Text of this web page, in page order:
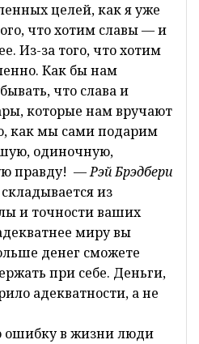
целей, как я уже
что хотим славы — и
Из-за того, что хотим
Как бы нам
что слава и
которые нам вручают
как мы сами подарим
одиночную,
правду! — Рэй Брэдбери
из
и точности ваших
миру вы
денег сможете
при себе. Деньги,
адекватности, а не
в жизни люди